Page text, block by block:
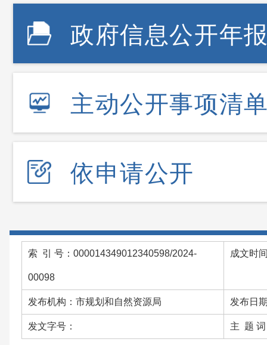
政府信息公开年
主动公开事项清
依申请公开
索 引 号：000014349012340598/2024-
00098
成文时
发布机构：市规划和自然资源局 发布日
发文字号： 主 题 词